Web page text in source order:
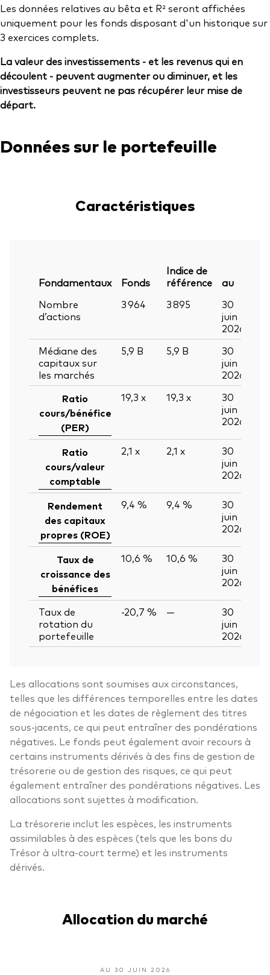
Les données relatives au bêta et R² seront affichées
uniquement pour les fonds disposant d'un historique sur
3 exercices complets.
La valeur des investissements - et les revenus qui en
découlent - peuvent augmenter ou diminuer, et les
investisseurs peuvent ne pas récupérer leur mise de
départ.
Données sur le portefeuille
Caractéristiques
Fondamentaux Fonds
Indice de
référence
au
Nombre
d’actions
3 964 3 895
30
juin
2026
Médiane des
capitaux sur
les marchés
5,9 B 5,9 B
30
juin
2026
Ratio
cours/bénéfice
(PER)
19,3 x 19,3 x
30
juin
2026
Ratio
cours/valeur
comptable
2,1 x 2,1 x
30
juin
2026
Rendement
des capitaux
propres (ROE)
9,4 % 9,4 %
30
juin
2026
Taux de
croissance des
bénéfices
10,6 % 10,6 %
30
juin
2026
Taux de
rotation du
portefeuille
-20,7 % —
30
juin
2026
Les allocations sont soumises aux circonstances,
telles que les différences temporelles entre les dates
de négociation et les dates de règlement des titres
sous-jacents, ce qui peut entraîner des pondérations
négatives. Le fonds peut également avoir recours à
certains instruments dérivés à des fins de gestion de
trésorerie ou de gestion des risques, ce qui peut
également entraîner des pondérations négatives. Les
allocations sont sujettes à modification.
La trésorerie inclut les espèces, les instruments
assimilables à des espèces (tels que les bons du
Trésor à ultra-court terme) et les instruments
dérivés.
Allocation du marché
AU 30 JUIN 2026